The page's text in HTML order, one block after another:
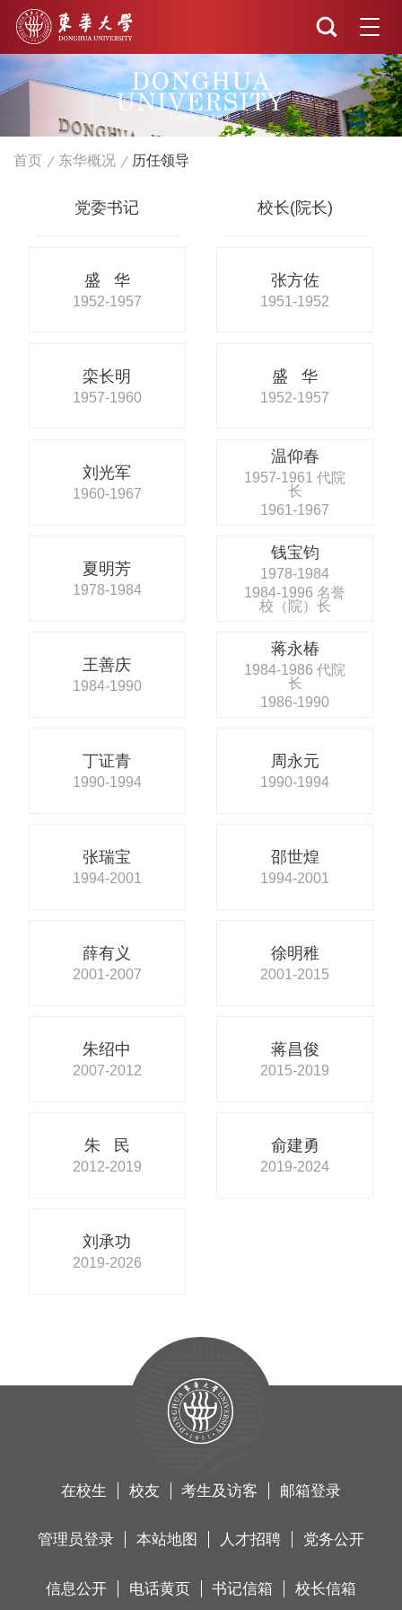
首页 东华概况 历任领导
党委书记 校长(院长)
盛 华
1952-1957
张方佐
1951-1952
栾长明
1957-1960
盛 华
1952-1957
刘光军
1960-1967
温仰春
1957-1961 代院
长
1961-1967
夏明芳
1978-1984
钱宝钧
1978-1984
1984-1996 名誉
校（院）长
王善庆
1984-1990
蒋永椿
1984-1986 代院
长
1986-1990
丁证青
1990-1994
周永元
1990-1994
张瑞宝
1994-2001
邵世煌
1994-2001
薛有义
2001-2007
徐明稚
2001-2015
朱绍中
2007-2012
蒋昌俊
2015-2019
朱 民
2012-2019
俞建勇
2019-2024
刘承功
2019-2026
在校生 校友 考生及访客 邮箱登录
管理员登录 本站地图 人才招聘 党务公开
信息公开 电话黄页 书记信箱 校长信箱